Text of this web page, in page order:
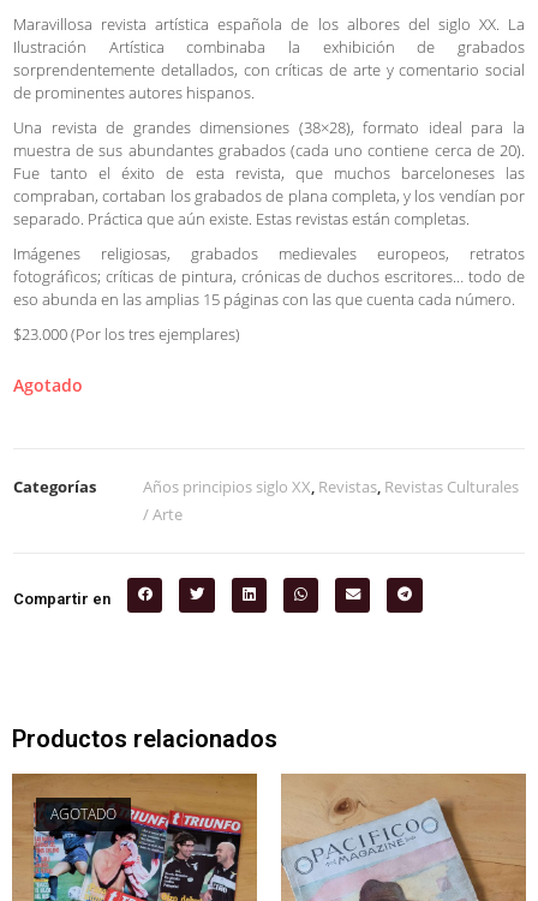
Maravillosa revista artística española de los albores del siglo XX. La
Ilustración Artística combinaba la exhibición de grabados
sorprendentemente detallados, con críticas de arte y comentario social
de prominentes autores hispanos.
Una revista de grandes dimensiones (38×28), formato ideal para la
muestra de sus abundantes grabados (cada uno contiene cerca de 20).
Fue tanto el éxito de esta revista, que muchos barceloneses las
compraban, cortaban los grabados de plana completa, y los vendían por
separado. Práctica que aún existe. Estas revistas están completas.
Imágenes religiosas, grabados medievales europeos, retratos
fotográficos; críticas de pintura, crónicas de duchos escritores… todo de
eso abunda en las amplias 15 páginas con las que cuenta cada número.
$23.000 (Por los tres ejemplares)
Agotado
Categorías Años principios siglo XX, Revistas, Revistas Culturales
/ Arte
Compartir en
Productos relacionados
AGOTADO